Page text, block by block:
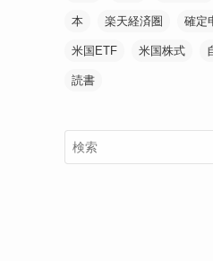
本 楽天経済圏 確定
米国ETF 米国株式
読書